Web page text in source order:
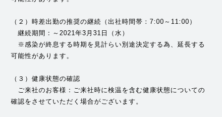
（２）時差出勤の推奨の継続（出社時間帯：7:00～11:00）
継続期間：～2021年3月31日（水）
※感染が終息する時期を見計らい別途決定する為、延長する
可能性があります。
（３）健康状態の確認
ご来社のお客様：ご来社時に検温を含む健康状態についての
確認をさせていただく場合がございます。